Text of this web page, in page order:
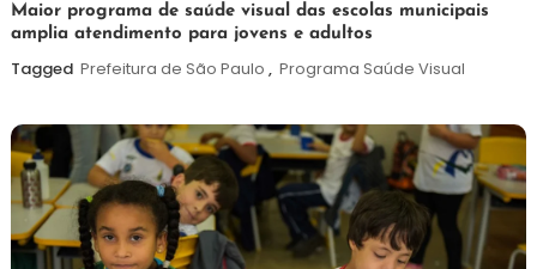
7
de
agosto
Maurilio
Maior programa de saúde visual das escolas municipais
amplia atendimento para jovens e adultos
Tagged Prefeitura de São Paulo , Programa Saúde Visual